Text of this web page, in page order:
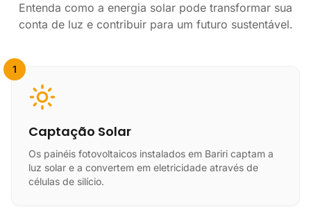
Entenda como a energia solar pode transformar sua
conta de luz e contribuir para um futuro sustentável.
1
Captação Solar
Os painéis fotovoltaicos instalados em Bariri captam a
luz solar e a convertem em eletricidade através de
células de silício.